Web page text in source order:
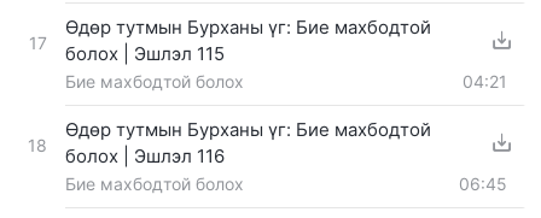
17
Өдөр тутмын Бурханы үг: Бие махбодтой
болох | Эшлэл 115
Бие махбодтой болох 04:21
18
Өдөр тутмын Бурханы үг: Бие махбодтой
болох | Эшлэл 116
Бие махбодтой болох 06:45